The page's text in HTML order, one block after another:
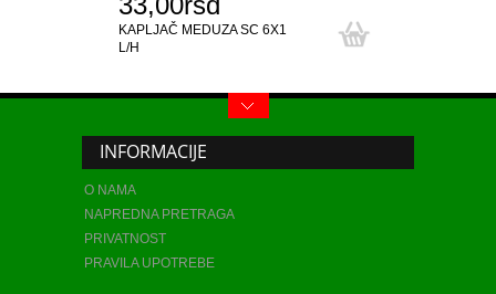
KAPLJAČ MEDUZA SC 6X1
L/H
INFORMACIJE
O NAMA
NAPREDNA PRETRAGA
PRIVATNOST
PRAVILA UPOTREBE